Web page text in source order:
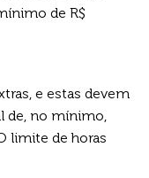
de R$
e estas devem
de, no mínimo,
limite de horas